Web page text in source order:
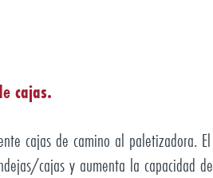
cajas.
cajas de camino al paletizadora. El
cajas y aumenta la capacidad de